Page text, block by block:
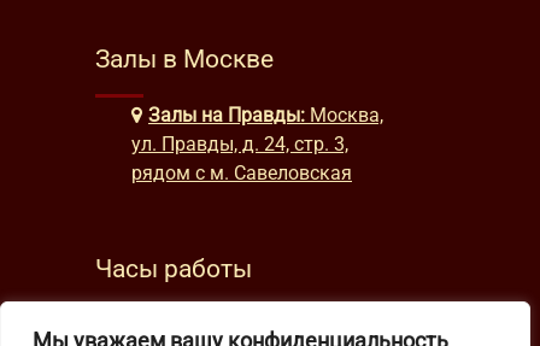
Мы уважаем вашу конфиденциальность
Залы в Москве
Залы на Правды: Москва,
ул. Правды, д. 24, стр. 3,
рядом с м. Савеловская
Часы работы